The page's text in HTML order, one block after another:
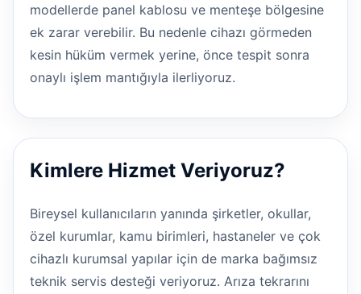
modellerde panel kablosu ve menteşe bölgesine
ek zarar verebilir. Bu nedenle cihazı görmeden
kesin hüküm vermek yerine, önce tespit sonra
onaylı işlem mantığıyla ilerliyoruz.
Kimlere Hizmet Veriyoruz?
Bireysel kullanıcıların yanında şirketler, okullar,
özel kurumlar, kamu birimleri, hastaneler ve çok
cihazlı kurumsal yapılar için de marka bağımsız
teknik servis desteği veriyoruz. Arıza tekrarını